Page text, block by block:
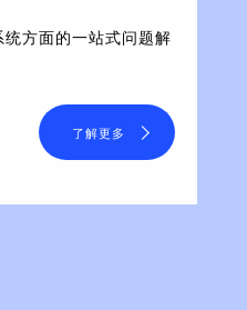
方面的一站式问题解
了解更多